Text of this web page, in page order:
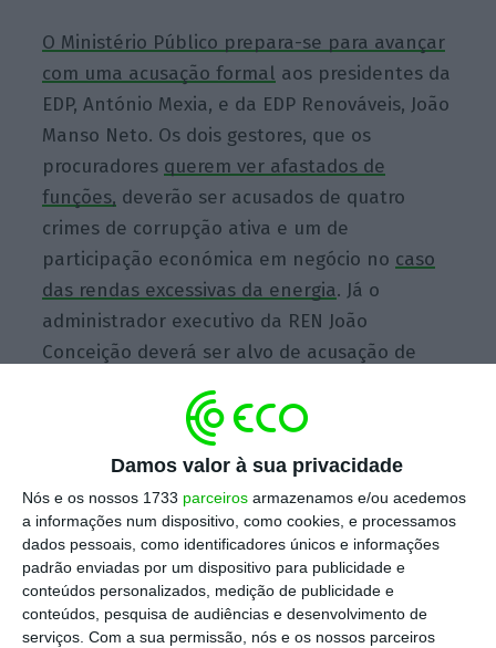
Damos valor à sua privacidade
Nós e os nossos 1733 parceiros armazenamos e/ou acedemos
a informações num dispositivo, como cookies, e processamos
dados pessoais, como identificadores únicos e informações
padrão enviadas por um dispositivo para publicidade e
conteúdos personalizados, medição de publicidade e
conteúdos, pesquisa de audiências e desenvolvimento de
serviços. Com a sua permissão, nós e os nossos parceiros
O Ministério Público prepara-se para avançar
com uma acusação formal aos presidentes da
EDP, António Mexia, e da EDP Renováveis, João
Manso Neto. Os dois gestores, que os
procuradores querem ver afastados de
funções, deverão ser acusados de quatro
crimes de corrupção ativa e um de
participação económica em negócio no caso
das rendas excessivas da energia. Já o
administrador executivo da REN João
Conceição deverá ser alvo de acusação de
notícia completa no Observador
“Espero que contratos de
venda sejam divulgados”,
diz António Ramalho